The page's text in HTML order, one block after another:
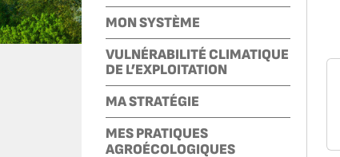
MON SYSTÈME
VULNÉRABILITÉ CLIMATIQUE
DE L’EXPLOITATION
MA STRATÉGIE
MES PRATIQUES
AGROÉCOLOGIQUES